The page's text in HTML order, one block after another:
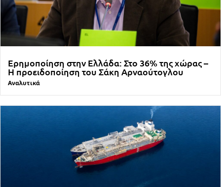
Ερημοποίηση στην Ελλάδα: Στο 36% της χώρας –
Η προειδοποίηση του Σάκη Αρναούτογλου
Αναλυτικά